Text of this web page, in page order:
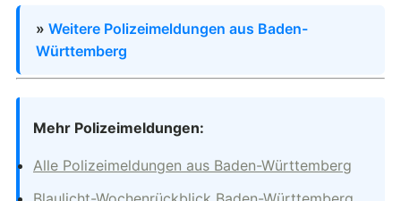
» Weitere Polizeimeldungen aus Baden-
Württemberg
Mehr Polizeimeldungen:
Alle Polizeimeldungen aus Baden-Württemberg